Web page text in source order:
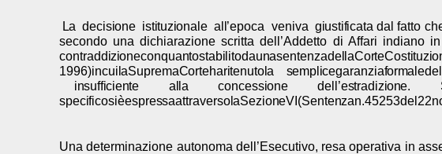
La decisione istituziona e al ’epoca veniva giustificata dal fatto
secondo una dichiarazione scritta dell’Addetto di Affari indiano
contraddizioneconquantostabi itodaunasentenzadell aCorteCostituzio
1996)incui laSupremaCorteharitenutola semp licegaranziaforma edel
insufficiente a lla concessione de ’estradizione.
specificosièespressaattraversolaSezioneVI (Sentenzan.45253del 22n
Una determinazione autonoma dell’Esecutivo, resa operativa in